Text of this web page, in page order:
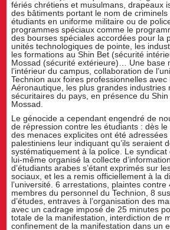
fériés chrétiens et musulmans, drapeaux
des bâtiments portant le nom de
étudiants en uniforme militaire ou de
programmes spéciaux comme le
des bourses spéciales accordées pour la
unités technologiques de pointe, les
les formations au Shin Bet (sécurité
Mossad (sécurité extérieure)… Une base
l’intérieur du campus, collaboration de
Technion aux foires professionnelles avec
Aéronautique, les plus grandes industries
sécuritaires du pays, en présence du Shin
Mossad.
Le génocide a cependant engendré de
de répression contre les étudiants : dès
des menaces explicites ont été
palestiniens leur indiquant qu’ils seraient
systématiquement à la police. Le syndicat
lui-même organisé la collecte
d’étudiants arabes s’étant exprimés sur
sociaux, et les a remis officiellement à la
l’université. 6 arrestations, plaintes
membres du personnel du Technion, 8
d’études, entraves à l’organisation des
avec un cadrage imposé de 25 minutes
totale de la manifestation, interdiction de
confinement de la manifestation dans un